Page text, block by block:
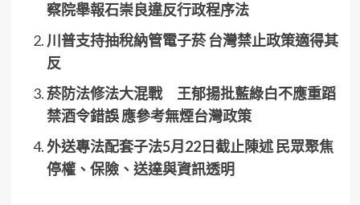
察院舉報石崇良違反行政程序法
川普支持抽稅納管電子菸 台灣禁止政策適得其
反
菸防法修法大混戰 王郁揚批藍綠白不應重蹈
禁酒令錯誤 應參考無煙台灣政策
外送專法配套子法5月22日截止陳述 民眾聚焦
停權、保險、送達與資訊透明